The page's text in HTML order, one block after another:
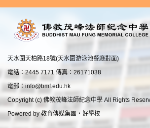
天水圍天柏路18號(天水圍游泳池餐廳對面)
電話：2445 7171 傳真：26171038
電郵：info@bmf.edu.hk
Copyright (c) 佛教茂峰法師紀念中學 All Rights
Powered by教育傳媒集團 ‧ 好學校